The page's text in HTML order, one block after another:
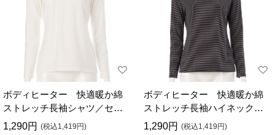
ボディヒーター 快適暖か綿
ストレッチ長袖シャツ／セブ
ンプレミアムライフスタイル
1,290円 (税込1,419円)
ボディヒーター 快適暖か綿
ストレッチ長袖ハイネックシ
ャツ／セブンプレミアムライ
1,290円 (税込1,419円)